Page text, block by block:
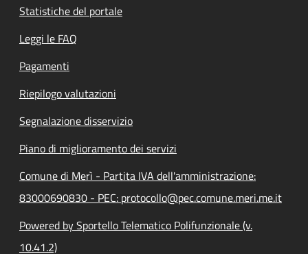
Statistiche del portale
Leggi le FAQ
Pagamenti
Riepilogo valutazioni
Segnalazione disservizio
Piano di miglioramento dei servizi
Comune di Merì - Partita IVA dell'amministrazione:
83000690830 - PEC: protocollo@pec.comune.meri.me.it
Powered by Sportello Telematico Polifunzionale (v.
10.41.2)